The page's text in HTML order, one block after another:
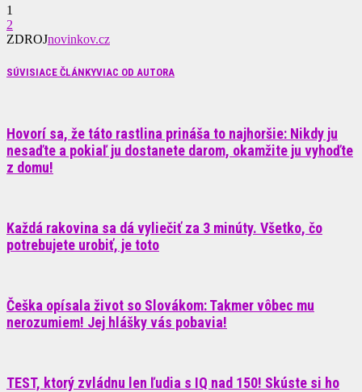
1
2
ZDROJnovinkov.cz
SÚVISIACE ČLÁNKYVIAC OD AUTORA
Hovorí sa, že táto rastlina prináša to najhoršie: Nikdy ju
nesaďte a pokiaľ ju dostanete darom, okamžite ju vyhoďte
z domu!
Každá rakovina sa dá vyliečiť za 3 minúty. Všetko, čo
potrebujete urobiť, je toto
Češka opísala život so Slovákom: Takmer vôbec mu
nerozumiem! Jej hlášky vás pobavia!
TEST, ktorý zvládnu len ľudia s IQ nad 150! Skúste si ho